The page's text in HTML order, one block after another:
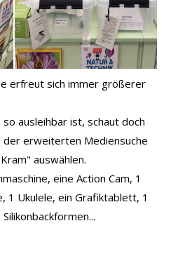
erfreut sich immer größerer
ausleihbar ist, schaut doch
der erweiterten Mediensuche
auswählen.
eine Action Cam, 1
1 Ukulele, ein Grafiktablett, 1